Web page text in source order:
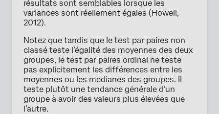
résultats sont semblables lorsque les
variances sont réellement égales (Howell,
2012).
Notez que tandis que le test par paires non
classé teste l’égalité des moyennes des deux
groupes, le test par paires ordinal ne teste
pas explicitement les différences entre les
moyennes ou les médianes des groupes. Il
teste plutôt une tendance générale d’un
groupe à avoir des valeurs plus élevées que
l’autre.